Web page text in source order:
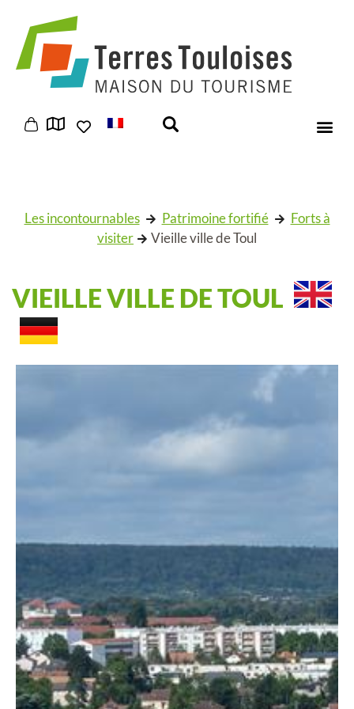
Les incontournables Patrimoine fortifié
Forts à
visiter
Vieille ville de Toul
VIEILLE VILLE DE TOUL